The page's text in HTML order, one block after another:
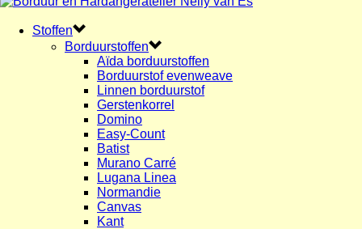
Stoffen
Borduurstoffen
Aïda borduurstoffen
Borduurstof evenweave
Linnen borduurstof
Gerstenkorrel
Domino
Easy-Count
Batist
Murano Carré
Lugana Linea
Normandie
Canvas
Kant